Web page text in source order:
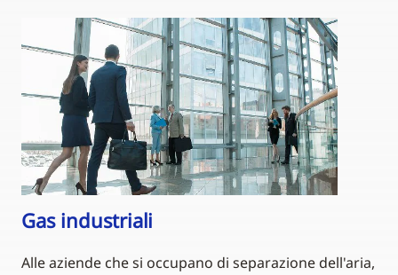
Gas industriali
Alle aziende che si occupano di separazione dell'aria,